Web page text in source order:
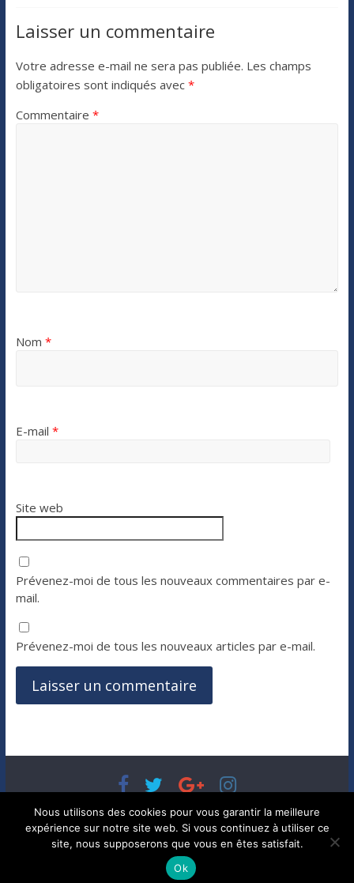
Laisser un commentaire
Votre adresse e-mail ne sera pas publiée. Les champs
obligatoires sont indiqués avec *
Commentaire *
Nom *
E-mail *
Site web
Prévenez-moi de tous les nouveaux commentaires par e-
mail.
Prévenez-moi de tous les nouveaux articles par e-mail.
Copyright © 2026Bénéfices, l'actualité de votre argent, de
votre patrimoine et de vos placements . Tous droits réservés.
Theme ColorMag par
ThemeGrill. . Propulsé par WordPress
Nous utilisons des cookies pour vous garantir la meilleure
expérience sur notre site web. Si vous continuez à utiliser ce
site, nous supposerons que vous en êtes satisfait.
Ok